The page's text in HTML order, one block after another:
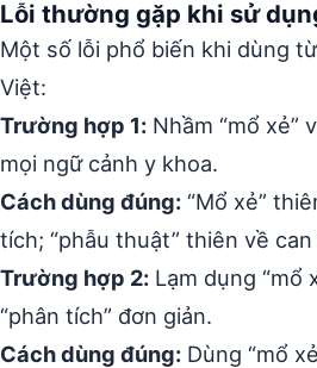
Lỗi thường gặp khi sử
Một số lỗi phổ biến khi dùng từ
Việt:
Trường hợp 1: Nhầm “mổ xẻ”
mọi ngữ cảnh y khoa.
Cách dùng đúng: “Mổ xẻ”
tích; “phẫu thuật” thiên về
Trường hợp 2: Lạm dụng “mổ
“phân tích” đơn giản.
Cách dùng đúng: Dùng “mổ